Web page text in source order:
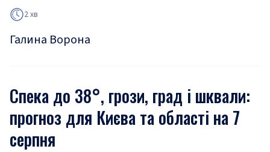
2 хв
Галина Ворона
Спека до 38°, грози, град і шквали:
прогноз для Києва та області на 7
серпня